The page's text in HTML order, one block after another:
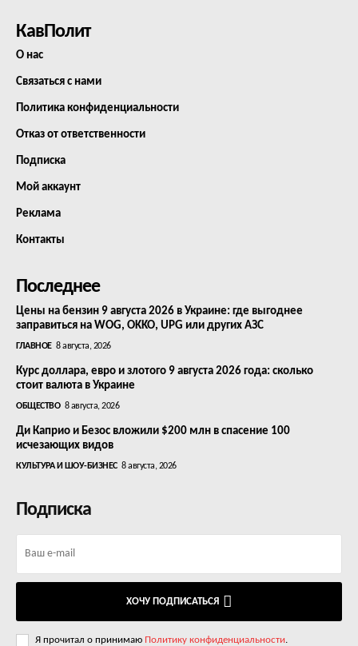
КавПолит
О нас
Связаться с нами
Политика конфиденциальности
Отказ от ответственности
Подписка
Мой аккаунт
Реклама
Контакты
Последнее
Цены на бензин 9 августа 2026 в Украине: где выгоднее
заправиться на WOG, OKKO, UPG или других АЗС
ГЛАВНОЕ 8 августа, 2026
Курс доллара, евро и злотого 9 августа 2026 года: сколько
стоит валюта в Украине
ОБЩЕСТВО 8 августа, 2026
Ди Каприо и Безос вложили $200 млн в спасение 100
исчезающих видов
КУЛЬТУРА И ШОУ-БИЗНЕС 8 августа, 2026
Подписка
ХОЧУ ПОДПИСАТЬСЯ
Я прочитал о принимаю Политику конфиденциальности.